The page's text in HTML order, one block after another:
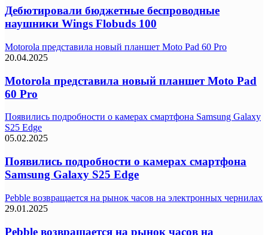
Дебютировали бюджетные беспроводные
наушники Wings Flobuds 100
Motorola представила новый планшет Moto Pad 60 Pro
20.04.2025
Motorola представила новый планшет Moto Pad
60 Pro
Появились подробности о камерах смартфона Samsung Galaxy
S25 Edge
05.02.2025
Появились подробности о камерах смартфона
Samsung Galaxy S25 Edge
Pebble возвращается на рынок часов на электронных чернилах
29.01.2025
Pebble возвращается на рынок часов на